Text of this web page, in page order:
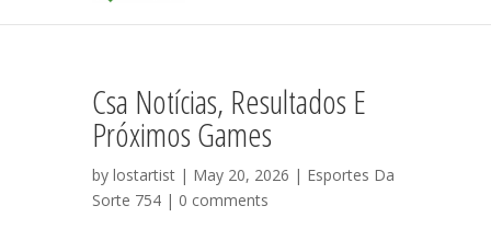
Csa Notícias, Resultados E
Próximos Games
by lostartist | May 20, 2026 | Esportes Da
Sorte 754 | 0 comments